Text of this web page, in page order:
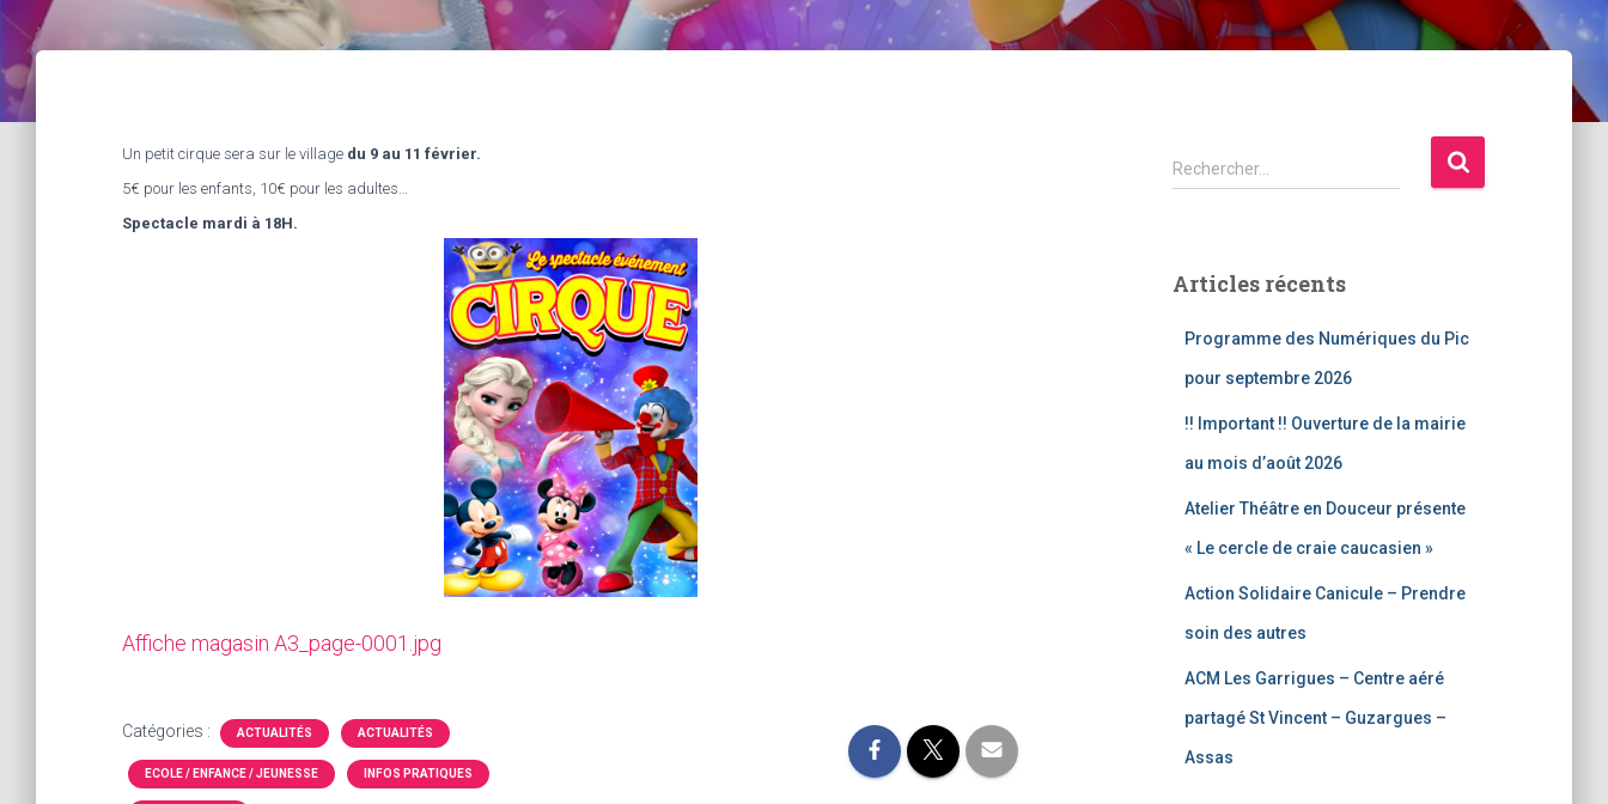
Un petit cirque sera sur le village du 9 au 11 février.
5€ pour les enfants, 10€ pour les adultes…
Spectacle mardi à 18H.
Affiche magasin A3_page-0001.jpg
Catégories : ACTUALITÉS ACTUALITÉS
ECOLE / ENFANCE / JEUNESSE INFOS PRATIQUES
R
e
r
Rechercher…
Articles récents
Programme des Numériques du Pic
pour septembre 2026
!! Important !! Ouverture de la mairie
au mois d’août 2026
Atelier Théâtre en Douceur présente
« Le cercle de craie caucasien »
Action Solidaire Canicule – Prendre
soin des autres
ACM Les Garrigues – Centre aéré
partagé St Vincent – Guzargues –
Assas